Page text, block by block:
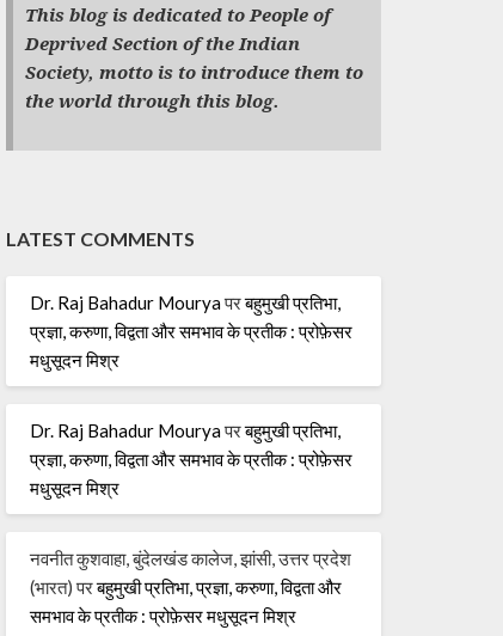
This blog is dedicated to People of
Deprived Section of the Indian
Society, motto is to introduce them to
the world through this blog.
LATEST COMMENTS
Dr. Raj Bahadur Mouryaपरबहुमुखी प्रतिभा,
प्रज्ञा, करुणा, विद्वता और समभाव के प्रतीक : प्रोफ़ेसर
मधुसूदन मिश्र
Dr. Raj Bahadur Mouryaपरबहुमुखी प्रतिभा,
प्रज्ञा, करुणा, विद्वता और समभाव के प्रतीक : प्रोफ़ेसर
मधुसूदन मिश्र
नवनीत कुशवाहा, बुंदेलखंड कालेज, झांसी, उत्तर प्रदेश
(भारत)परबहुमुखी प्रतिभा, प्रज्ञा, करुणा, विद्वता और
समभाव के प्रतीक : प्रोफ़ेसर मधुसूदन मिश्र